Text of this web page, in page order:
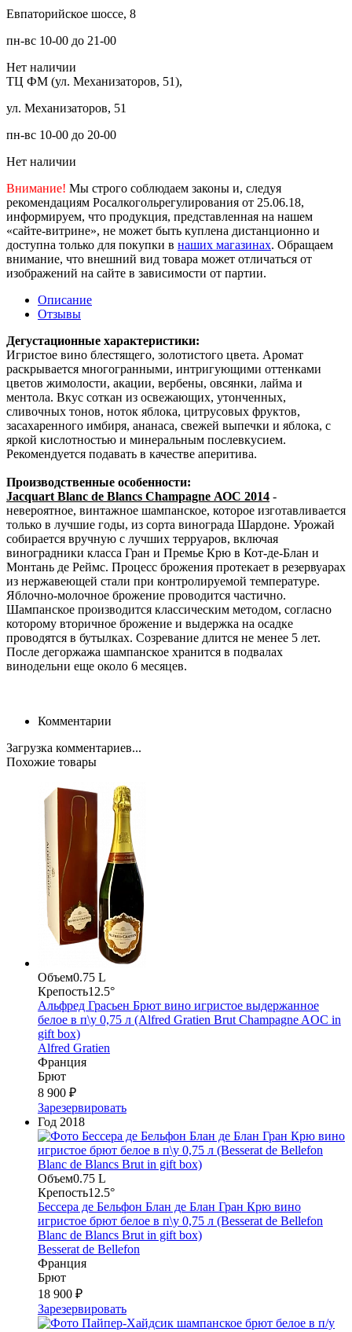
Евпаторийское шоссе, 8
пн-вс 10-00 до 21-00
Нет наличии
ТЦ ФМ (ул. Механизаторов, 51),
ул. Механизаторов, 51
пн-вс 10-00 до 20-00
Нет наличии
Внимание! Мы строго соблюдаем законы и, следуя
рекомендациям Росалкогольрегулирования от 25.06.18,
информируем, что продукция, представленная на нашем
«сайте-витрине», не может быть куплена дистанционно и
доступна только для покупки в наших магазинах. Обращаем
внимание, что внешний вид товара может отличаться от
изображений на сайте в зависимости от партии.
Описание
Отзывы
Дегустационные характеристики:
Игристое вино блестящего, золотистого цвета. Аромат
раскрывается многогранными, интригующими оттенками
цветов жимолости, акации, вербены, овсянки, лайма и
ментола. Вкус соткан из освежающих, утонченных,
сливочных тонов, ноток яблока, цитрусовых фруктов,
засахаренного имбиря, ананаса, свежей выпечки и яблока, с
яркой кислотностью и минеральным послевкусием.
Рекомендуется подавать в качестве аперитива.
Производственные особенности:
Jacquart Blanc de Blancs Champagne АОC 2014 -
невероятное, винтажное шампанское, которое изготавливается
только в лучшие годы, из сорта винограда Шардоне. Урожай
собирается вручную с лучших терруаров, включая
виноградники класса Гран и Премье Крю в Кот-де-Блан и
Монтань де Реймс. Процесс брожения протекает в резервуарах
из нержавеющей стали при контролируемой температуре.
Яблочно-молочное брожение проводится частично.
Шампанское производится классическим методом, согласно
которому вторичное брожение и выдержка на осадке
проводятся в бутылках. Созревание длится не менее 5 лет.
После дегоржажа шампанское хранится в подвалах
винодельни еще около 6 месяцев.
Комментарии
Загрузка комментариев...
Похожие товары
Объем0.75 L
Крепость12.5°
Альфред Грасьен Брют вино игристое выдержанное
белое в п\у 0,75 л (Alfred Gratien Brut Champagne AOC in
gift box)
Alfred Gratien
Франция
Брют
8 900 ₽
Зарезервировать
Год 2018
Объем0.75 L
Крепость12.5°
Бессера де Бельфон Блан де Блан Гран Крю вино
игристое брют белое в п\у 0,75 л (Besserat de Bellefon
Blanc de Blancs Brut in gift box)
Besserat de Bellefon
Франция
Брют
18 900 ₽
Зарезервировать